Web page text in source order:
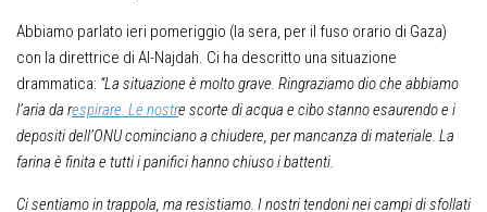
Abbiamo parlato ieri pomeriggio (la sera, per il fuso orario di Gaza)
con la direttrice di Al-Najdah. Ci ha descritto una situazione
drammatica: “La situazione è molto grave. Ringraziamo dio che abbiamo
l’aria da respirare. Le nostre scorte di acqua e cibo stanno esaurendo e i
depositi dell’ONU cominciano a chiudere, per mancanza di materiale. La
farina è finita e tutti i panifici hanno chiuso i battenti.
Ci sentiamo in trappola, ma resistiamo. I nostri tendoni nei campi di sfollati